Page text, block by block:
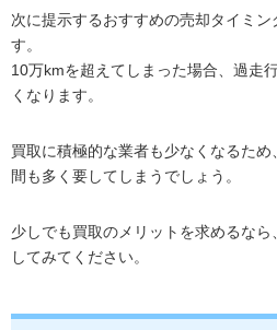
次に提示するおすすめの売却タイミ
す。
10万kmを超えてしまった場合、過走
くなります。
買取に積極的な業者も少なくなるた
間も多く要してしまうでしょう。
少しでも買取のメリットを求めるな
してみてください。